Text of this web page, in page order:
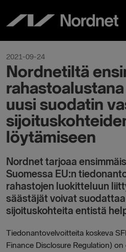
content
2021-09-24
Nordnetiltä
uusi suodatin
löytämiseen
Nordnet tarjoaa
Suomessa EU:n
rahastojen luokitteluun
säästäjät voivat
sijoituskohteita entistä
Tiedonantovelvoitteita koskeva
Finance Disclosure Regulation)